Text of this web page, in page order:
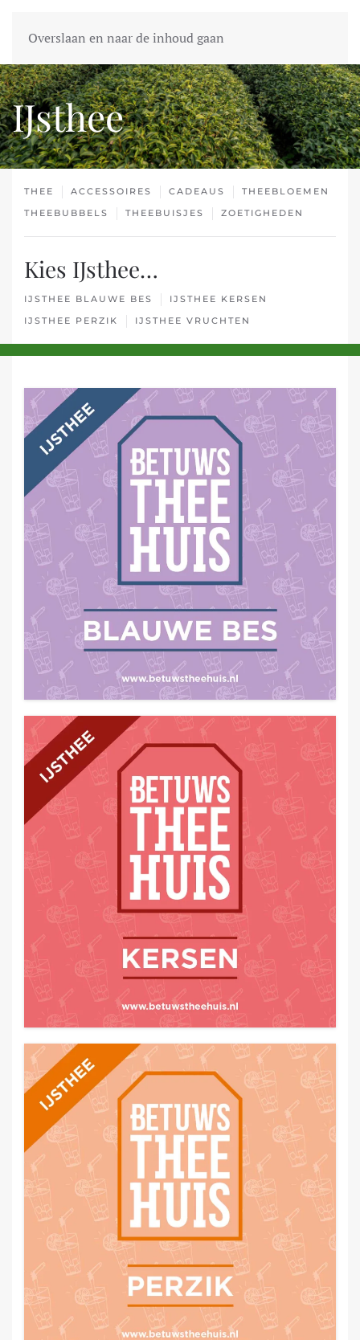
Overslaan en naar de inhoud gaan
IJsthee
THEE ACCESSOIRES CADEAUS
THEEBLOEMEN
THEEBUBBELS
THEEBUISJES ZOETIGHEDEN
Kies IJsthee…
IJSTHEE BLAUWE BES
IJSTHEE KERSEN
IJSTHEE PERZIK
IJSTHEE VRUCHTEN